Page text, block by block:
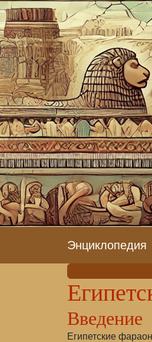
Энциклопедия
Введение
Египетские